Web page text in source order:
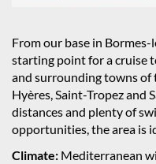
From our base in
starting point for a cruise
and surrounding towns of
Hyères, Saint-Tropez
distances and plenty of
opportunities, the area is
Climate: Mediterranean